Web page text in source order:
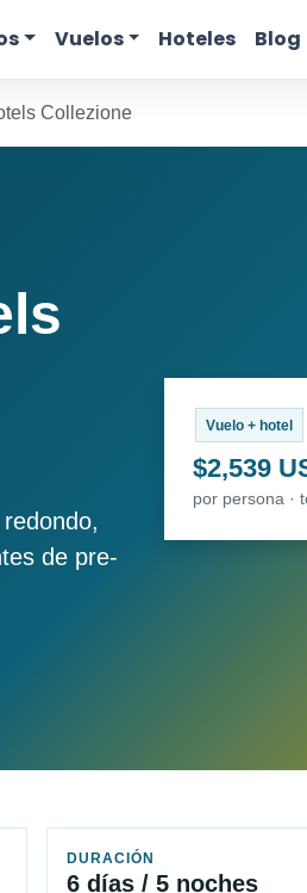
Vuelos Hoteles Blog
Collezione
de pre-
Vuelo + hotel
$2,539
por persona ·
DURACIÓN
6 días / 5 noches